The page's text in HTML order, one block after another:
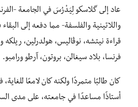
عاد إلى گلاسكو لِيَدْرُسَ في الجامعة -
واللاتينية والفلسفة- مما دفعه إلى
قراءة نيتشه، نوڤاليس، هولدرلين،
فرنسا، بلاد سيغالن، بروتون، آرطو ورامبو.
أستاذًا مساعدًا في جامعته، على مدى